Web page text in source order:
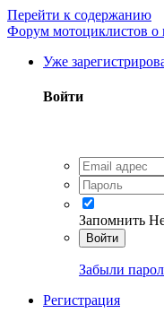
Перейти к содержанию
Форум мотоциклистов о
Уже
Войти
Запомнить
Войти
Забыли
Регистрация